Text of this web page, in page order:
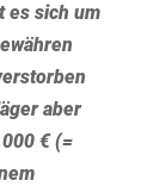
es sich um
aber
€ (=